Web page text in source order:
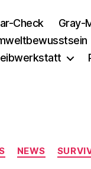
Check
Gray-
NEWS